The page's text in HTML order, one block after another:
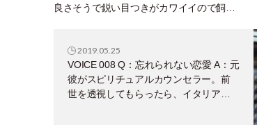
良さそうで鋭い目つきがカワイイので飼い
2019.05.25
VOICE 008 Q：忘れられない恋愛 A：元
彼がスピリチュアルカウンセラー。前
世を透視してもらったら、イタリアの